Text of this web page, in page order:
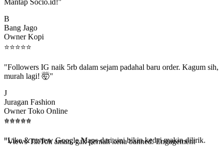
Bang Jago
Owner Kopi
⭐⭐⭐⭐ ⭐
murah lagi! 🤯"
Juragan Fashion
Owner Toko Online
⭐⭐⭐⭐ ⭐
beneran naik, algoritma suka."
⭐ ⭐ ⭐ ⭐ ⭐